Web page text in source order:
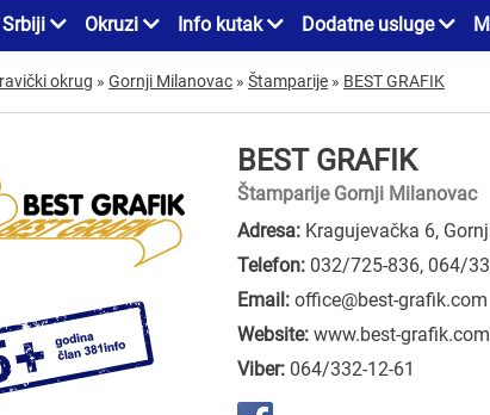
Srbiji Okruzi Info kutak Dodatne usluge
okrug » Gornji Milanovac » Štamparije » BEST GRAFIK
BEST GRAFIK
Štamparije Gornji Milanovac
Adresa: Kragujevačka 6,
Telefon: 032/725-836, 064/
Email: office@best-grafik.com
Website: www.best-grafik.com
Viber: 064/332-12-61